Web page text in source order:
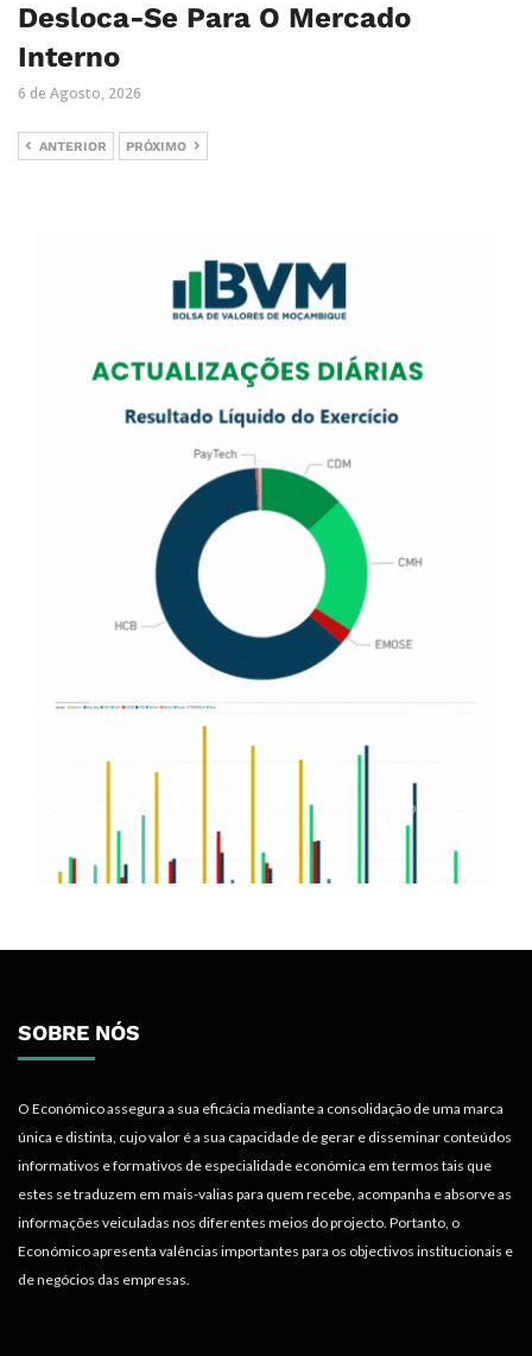
Desloca-Se Para O Mercado
Interno
6 de Agosto, 2026
ANTERIOR PRÓXIMO
SOBRE NÓS
O Económico assegura a sua eficácia mediante a consolidação de uma marca
única e distinta, cujo valor é a sua capacidade de gerar e disseminar conteúdos
informativos e formativos de especialidade económica em termos tais que
estes se traduzem em mais-valias para quem recebe, acompanha e absorve as
informações veiculadas nos diferentes meios do projecto. Portanto, o
Económico apresenta valências importantes para os objectivos institucionais e
de negócios das empresas.